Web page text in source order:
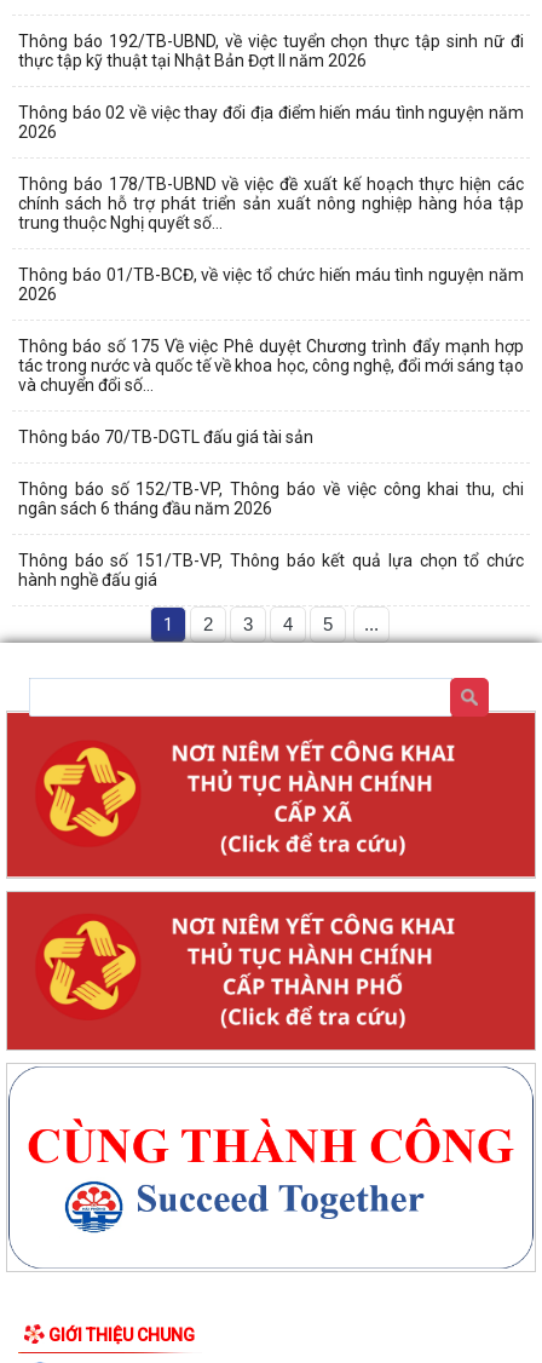
Thông báo 192/TB-UBND, về việc tuyển chọn thực tập sinh nữ đi
thực tập kỹ thuật tại Nhật Bản Đợt II năm 2026
Thông báo 02 về việc thay đổi địa điểm hiến máu tình nguyện năm
2026
Thông báo 178/TB-UBND về việc đề xuất kế hoạch thực hiện các
chính sách hỗ trợ phát triển sản xuất nông nghiệp hàng hóa tập
trung thuộc Nghị quyết số...
Thông báo 01/TB-BCĐ, về việc tổ chức hiến máu tình nguyện năm
2026
Thông báo số 175 Về việc Phê duyệt Chương trình đẩy mạnh hợp
tác trong nước và quốc tế về khoa học, công nghệ, đổi mới sáng tạo
và chuyển đổi số...
Thông báo 70/TB-DGTL đấu giá tài sản
Thông báo số 152/TB-VP, Thông báo về việc công khai thu, chi
ngân sách 6 tháng đầu năm 2026
Thông báo số 151/TB-VP, Thông báo kết quả lựa chọn tổ chức
hành nghề đấu giá
1 2 3 4 5 ...
GIỚI THIỆU CHUNG